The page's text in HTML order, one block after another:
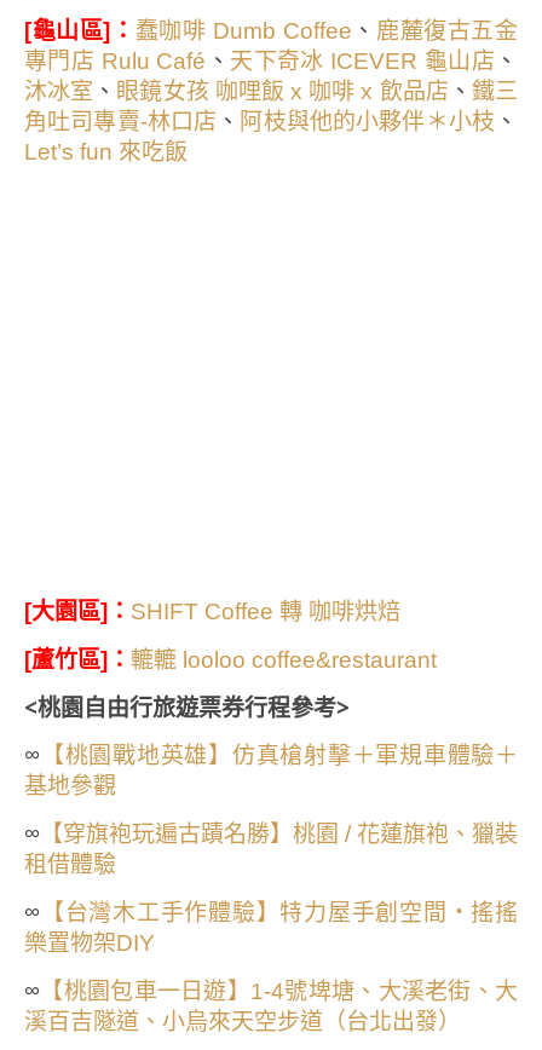
[龜山區] ： 蠢咖啡 Dumb Coffee 、 鹿麓復古五金
專門店 Rulu Café 、 天下奇冰 ICEVER 龜山店 、
沐冰室 、 眼鏡女孩 咖哩飯 x 咖啡 x 飲品店 、 鐵三
角吐司專賣-林口店 、 阿枝與他的小夥伴＊小枝 、
Let’s fun 來吃飯
[大園區] ： SHIFT Coffee 轉 咖啡烘焙
[蘆竹區] ： 轆轆 looloo coffee&restaurant
<桃園自由行旅遊票券行程參考>
∞ 【桃園戰地英雄】仿真槍射擊＋軍規車體驗＋
基地參觀
∞ 【穿旗袍玩遍古蹟名勝】桃園 / 花蓮旗袍、獵裝
租借體驗
∞ 【台灣木工手作體驗】特力屋手創空間・搖搖
樂置物架DIY
∞ 【桃園包車一日遊】1-4號埤塘、大溪老街、大
溪百吉隧道、小烏來天空步道（台北出發）